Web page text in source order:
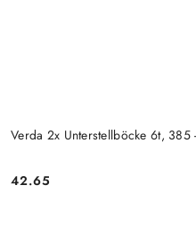
Verda 2x Unterstellböcke 6t,
Preis:
42.65